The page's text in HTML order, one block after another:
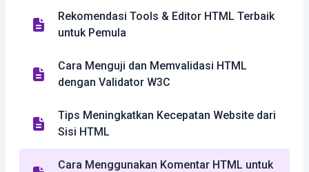
Rekomendasi Tools & Editor HTML Terbaik
untuk Pemula
Cara Menguji dan Memvalidasi HTML
dengan Validator W3C
Tips Meningkatkan Kecepatan Website dari
Sisi HTML
Cara Menggunakan Komentar HTML untuk